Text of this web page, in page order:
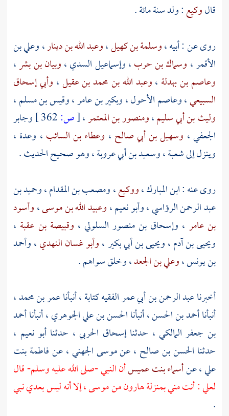
قالوكيع: ولد سنة مائة .
روى عن : أبيه ،وسلمة بن كهيل،وعبد الله بن دينار،وعلي بن
الأقمر، وسماك بن حرب،وإسماعيل السدي،وبيان بن بشر،
وعاصم بن بهدلة ،وعبد الله بن محمد بن عقيل، وأبي إسحاق
السبيعي،وعاصم الأحول،وبكير بن عامر،وقيس بن مسلم،
وليث بن أبي سليم،ومنصور بن المعتمر،[ص:
وجابر
الجعفي، وسهيل بن أبي صالح ، وعطاء بن السائب ، وعدة ،
وينزل إلىشعبة،وسعيد بن أبي عروبة، وهو صحيح الحديث .
روى عنه :ابن المبارك،ووكيع،ومصعب بن المقدام،وحميد بن
عبد الرحمن الرؤاسي،وأبو نعيم،وعبيد الله بن موسى،وأسود
بن عامر ، وإسحاق بن منصور السلولي ، وقبيصة بن عقبة ،
ويحيى بن آدم،ويحيى بن أبي بكير،وأبو غسان النهدي،وأحمد
بن يونس،وعلي بن الجعد، وخلق سواهم .
أخبرناعبد الرحمن بن أبي عمر الفقيهكتابة ، أنبأناعمر بن محمد،
أنبأناأحمد بن الحسن، أنبأناالحسن بن علي الجوهري، أنبأناأحمد
بن جعفر المالكي ، حدثناإسحاق الحربي ، حدثنا أبو نعيم ،
حدثنا الحسن بن صالح ، عنموسى الجهني، عنفاطمة بنت
علي، عنأسماء بنت عميسأن النبي -صلى الله عليه وسلم- قال
لعلي: أنت مني بمنزلةهارونمنموسى، إلا أنه ليس بعدي نبي
.